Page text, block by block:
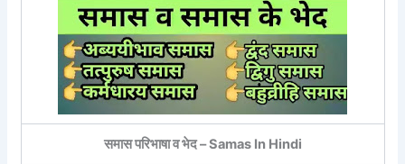
समास परिभाषा व भेद – Samas In Hindi